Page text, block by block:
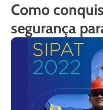
Como
segurança